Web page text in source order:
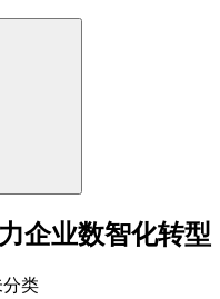
企业数智化转型
分类